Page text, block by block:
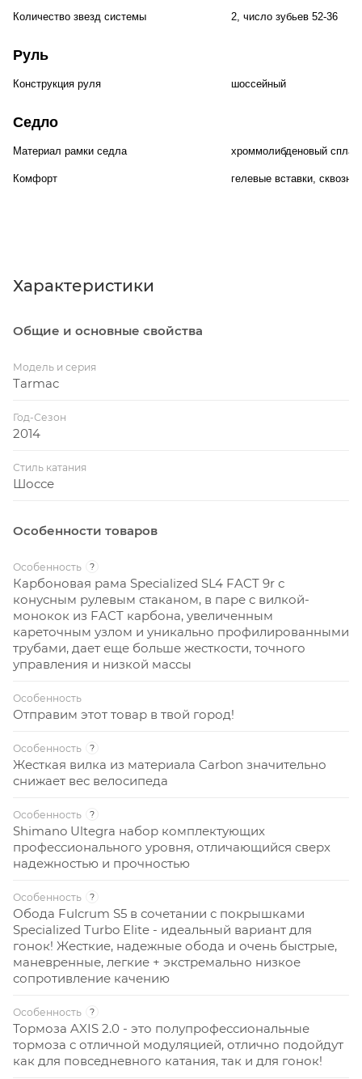
Количество звезд системы 2, число зубьев 52-36
Руль
Конструкция руля шоссейный
Седло
Материал рамки седла хроммолибденовый сплав
Комфорт гелевые вставки,
Характеристики
Общие и основные свойства
Модель и серия
Tarmac
Год-Сезон
2014
Стиль катания
Шоссе
Особенности товаров
Особенность ?
Карбоновая рама Specialized SL4 FACT 9r с
конусным рулевым стаканом, в паре с вилкой-
монокок из FACT карбона, увеличенным
кареточным узлом и уникально профилированными
трубами, дает еще больше жесткости, точного
управления и низкой массы
Особенность
Отправим этот товар в твой город!
Особенность ?
Жесткая вилка из материала Carbon значительно
снижает вес велосипеда
Особенность ?
Shimano Ultegra набор комплектующих
профессионального уровня, отличающийся сверх
надежностью и прочностью
Особенность ?
Обода Fulcrum S5 в сочетании с покрышками
Specialized Turbo Elite - идеальный вариант для
гонок! Жесткие, надежные обода и очень быстрые,
маневренные, легкие + экстремально низкое
сопротивление качению
Особенность ?
Тормоза AXIS 2.0 - это полупрофессиональные
тормоза с отличной модуляцией, отлично подойдут
как для повседневного катания, так и для гонок!